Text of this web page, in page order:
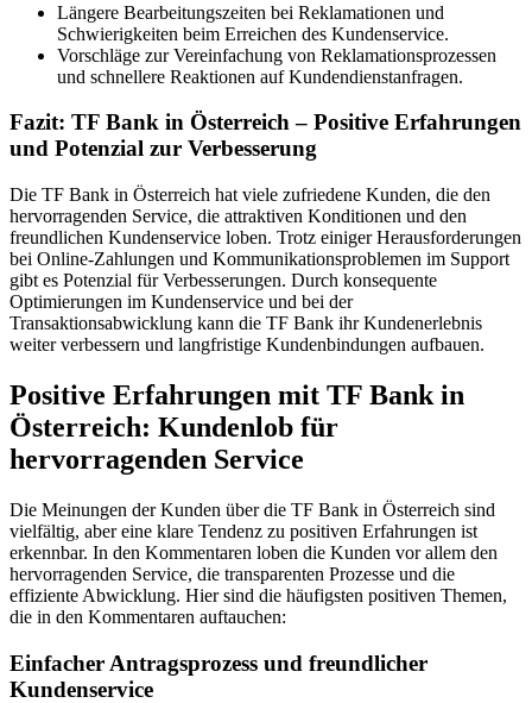
Längere Bearbeitungszeiten bei Reklamationen und
Schwierigkeiten beim Erreichen des Kundenservice.
Vorschläge zur Vereinfachung von Reklamationsprozessen
und schnellere Reaktionen auf Kundendienstanfragen.
Fazit: TF Bank in Österreich – Positive Erfahrungen
und Potenzial zur Verbesserung
Die TF Bank in Österreich hat viele zufriedene Kunden, die den
hervorragenden Service, die attraktiven Konditionen und den
freundlichen Kundenservice loben. Trotz einiger Herausforderungen
bei Online-Zahlungen und Kommunikationsproblemen im Support
gibt es Potenzial für Verbesserungen. Durch konsequente
Optimierungen im Kundenservice und bei der
Transaktionsabwicklung kann die TF Bank ihr Kundenerlebnis
weiter verbessern und langfristige Kundenbindungen aufbauen.
Positive Erfahrungen mit TF Bank in
Österreich: Kundenlob für
hervorragenden Service
Die Meinungen der Kunden über die TF Bank in Österreich sind
vielfältig, aber eine klare Tendenz zu positiven Erfahrungen ist
erkennbar. In den Kommentaren loben die Kunden vor allem den
hervorragenden Service, die transparenten Prozesse und die
effiziente Abwicklung. Hier sind die häufigsten positiven Themen,
die in den Kommentaren auftauchen:
Einfacher Antragsprozess und freundlicher
Kundenservice